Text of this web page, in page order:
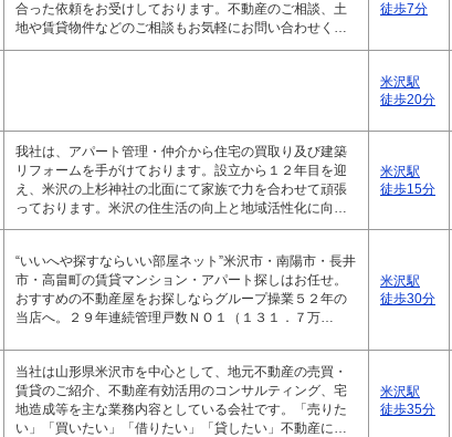
合った依頼をお受けしております。不動産のご相談、土
地や賃貸物件などのご相談もお気軽にお問い合わせく…
徒歩7分
米沢駅
徒歩20分
我社は、アパート管理・仲介から住宅の買取り及び建築
リフォームを手がけております。設立から１２年目を迎
え、米沢の上杉神社の北面にて家族で力を合わせて頑張
っております。米沢の住生活の向上と地域活性化に向…
米沢駅
徒歩15分
“いいへや探すならいい部屋ネット”米沢市・南陽市・長井
市・高畠町の賃貸マンション・アパート探しはお任せ。
おすすめの不動産屋をお探しならグループ操業５２年の
当店へ。２９年連続管理戸数ＮＯ１（１３１．７万…
米沢駅
徒歩30分
当社は山形県米沢市を中心として、地元不動産の売買・
賃貸のご紹介、不動産有効活用のコンサルティング、宅
地造成等を主な業務内容としている会社です。「売りた
い」「買いたい」「借りたい」「貸したい」不動産に…
米沢駅
徒歩35分